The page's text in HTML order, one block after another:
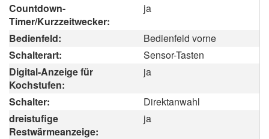
Countdown-
Timer/Kurzzeitwecker:
ja
Bedienfeld:
Bedienfeld vorne
Schalterart:
Sensor-Tasten
Digital-Anzeige für
Kochstufen:
ja
Schalter:
Direktanwahl
dreistufige
Restwärmeanzeige:
ja